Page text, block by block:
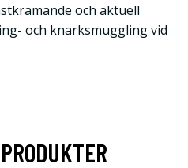
och aktuell
och knarksmuggling vid